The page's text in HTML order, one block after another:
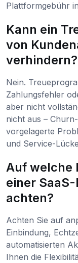
Plattformgebühr
Kann ein
von
verhindern?
Nein.
Zahlungsfehler
aber nicht
nicht aus –
vorgelagerte
und Service-
Auf welche
einer
achten?
Achten Sie auf
Einbindung,
automatisierten
Ihnen die